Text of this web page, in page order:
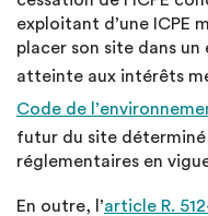
exploitant d’une ICPE
placer son site dans
atteinte aux intérêts
Code de
futur du site
réglementaires en
En outre, l’article R.